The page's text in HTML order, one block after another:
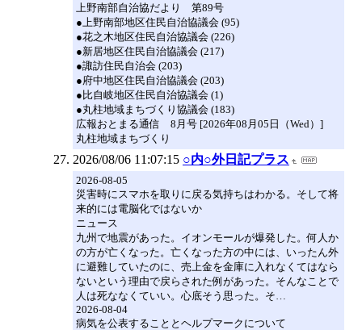
上野南部自治協だより 第89号
●上野南部地区住民自治協議会 (95)
●花之木地区住民自治協議会 (226)
●新居地区住民自治協議会 (217)
●諏訪住民自治会 (203)
●府中地区住民自治協議会 (203)
●比自岐地区住民自治協議会 (1)
●丸柱地域まちづくり協議会 (183)
広報おとまる通信 8月号 [2026年08月05日（Wed）]
丸柱地域まちづくり
2026/08/06 11:07:15 ○内○外日記プラス
2026-08-05
災害時にスマホを取りに戻る気持ちはわかる。そして将
来的には電脳化ではないか
ニュース
九州で地震があった。イオンモールが爆発した。何人か
の方が亡くなった。亡くなった方の中には、いったん外
に避難していたのに、売上金を金庫に入れなくてはなら
ないという理由で戻らされた例があった。そんなことで
人は死ななくていい。心底そう思った。そ…
2026-08-04
病気を公表することとヘルプマークについて